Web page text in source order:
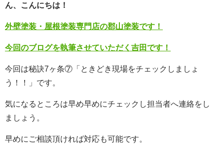
ん、こんにちは！
外壁塗装・屋根塗装専門店の郡山塗装です！
今回のブログを執筆させていただく吉田です！
今回は秘訣7ヶ条⑦「ときどき現場をチェックしましょ
う！！」です。
気になるところは早め早めにチェックし担当者へ連絡をし
ましょう。
早めにご相談頂ければ対応も可能です。